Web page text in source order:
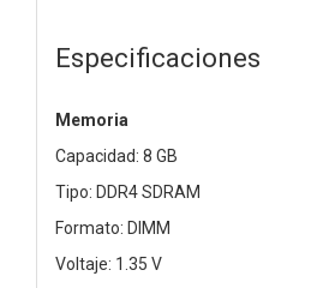
Especificaciones
Memoria
Capacidad: 8 GB
Tipo: DDR4 SDRAM
Formato: DIMM
Voltaje: 1.35 V